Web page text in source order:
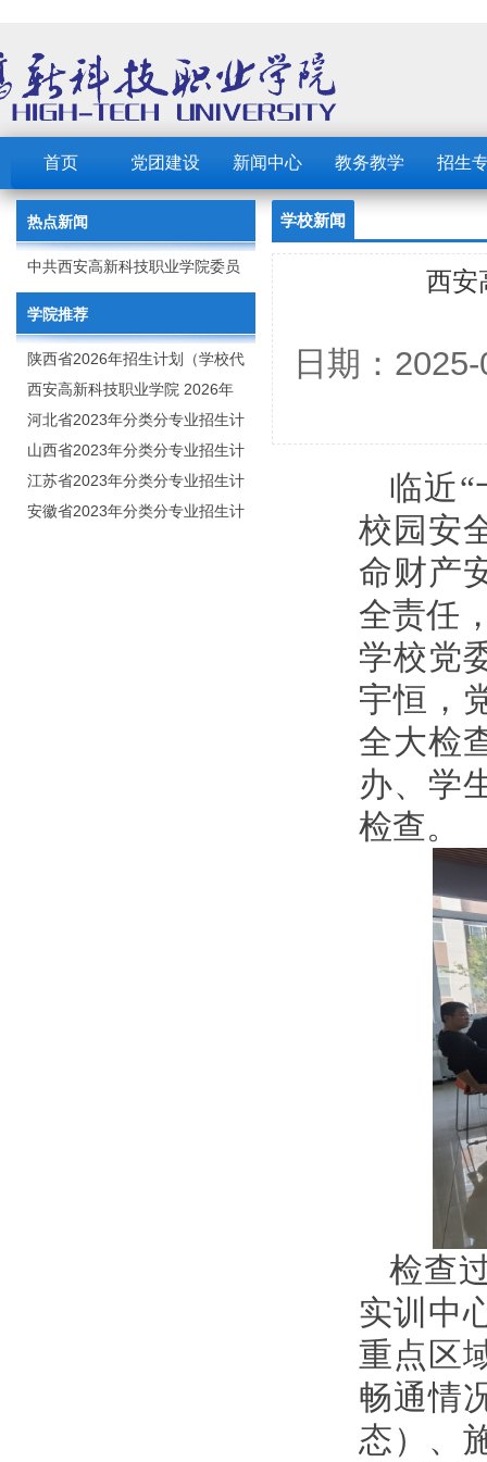
首页 党团建设 新闻中心 教务教学 招生
热点新闻
中共西安高新科技职业学院委员
会 2023年党建工作要点
学院推荐
陕西省2026年招生计划（学校代
码：8103）
西安高新科技职业学院 2026年
招生章程
河北省2023年分类分专业招生计
划（院校代号：1889）
山西省2023年分类分专业招生计
划（院校代号：5560）
江苏省2023年分类分专业招生计
划（院校代号：8931）
安徽省2023年分类分专业招生计
学校新闻
西安
日期：
临近
校园安
命财产
全责任
学校党
宇恒，
全大检
办、学
检查。
检查
实训中
重点区
畅通情
态）、